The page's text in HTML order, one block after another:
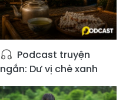
Podcast truyện
ngắn: Dư vị chè xanh